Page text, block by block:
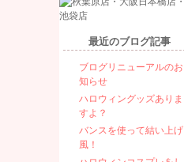
最近のブログ記事
ブログリニューアルのお
知らせ
ハロウィングッズありま
すよ？
バンスを使って結い上げ
風！